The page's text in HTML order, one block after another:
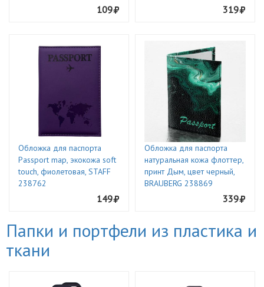
109 319
Обложка для паспорта
Passport map, экокожа soft
touch, фиолетовая, STAFF
238762
149
Обложка для паспорта
натуральная кожа флоттер,
принт Дым, цвет черный,
BRAUBERG 238869
339
Папки и портфели из пластика и
ткани